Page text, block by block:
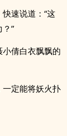
速说道：“这
”
倩白衣飘飘的
定能将妖火扑